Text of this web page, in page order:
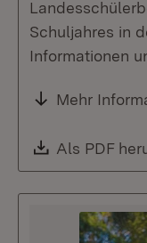
Schuljahres in
Informationen
Mehr
Download:
Als PDF